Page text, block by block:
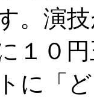
。演
１０
に「